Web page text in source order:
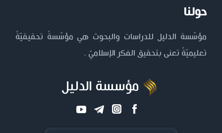
حولنا
مؤسّسة الدليل للدراسات والبحوث هي مؤسّسةٌ تحقيقيّةٌ
تعليميّةٌ تعنى بتحقيق الفكر الإسلاميّ .
مؤسسة الدليل